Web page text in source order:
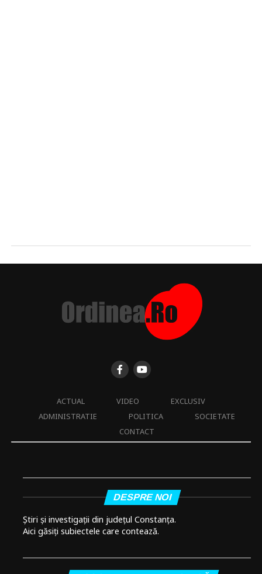
ACTUAL VIDEO
EXCLUSIV
ADMINISTRATIE
POLITICA
SOCIETATE
CONTACT
DESPRE NOI
Știri și investigații din județul Constanța.
Aici găsiți subiectele care contează.